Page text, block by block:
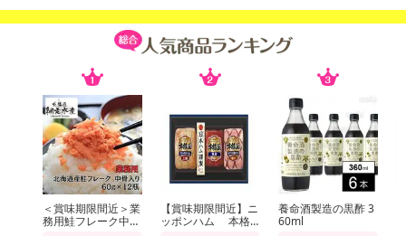
＜賞味期限間近＞業
務用鮭フレーク中骨
【賞味期限間近】ニ
ッポンハム 本格
養命酒製造の黒酢 3
60ml